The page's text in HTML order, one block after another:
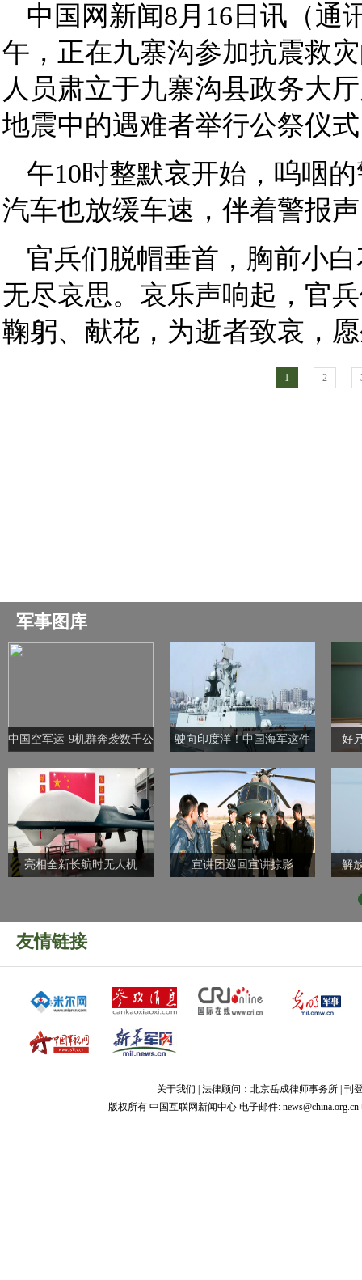
中国网新闻8月16日讯（通
午，正在九寨沟参加抗震救
人员肃立于九寨沟县政务大
地震中的遇难者举行公祭仪
午10时整默哀开始，呜咽
汽车也放缓车速，伴着警报
官兵们脱帽垂首，胸前小
无尽哀思。哀乐声响起，官
鞠躬、献花，为逝者致哀，
1 2